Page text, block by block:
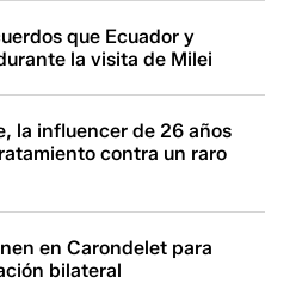
que Ecuador y
la visita de Milei
la influencer de 26 años
contra un raro
en Carondelet para
bilateral